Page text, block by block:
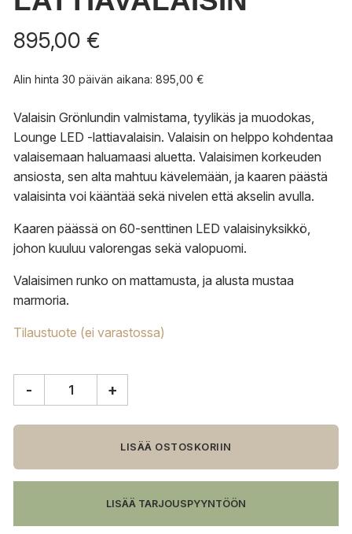
895,00 €
Alin hinta 30 päivän aikana: 895,00 €
Valaisin Grönlundin valmistama, tyylikäs ja muodokas,
Lounge LED -lattiavalaisin. Valaisin on helppo kohdentaa
valaisemaan haluamaasi aluetta. Valaisimen korkeuden
ansiosta, sen alta mahtuu kävelemään, ja kaaren päästä
valaisinta voi kääntää sekä nivelen että akselin avulla.
Kaaren päässä on 60-senttinen LED valaisinyksikkö,
johon kuuluu valorengas sekä valopuomi.
Valaisimen runko on mattamusta, ja alusta mustaa
marmoria.
Tilaustuote (ei varastossa)
Lounge
määrä
- +
LISÄÄ OSTOSKORIIN
LISÄÄ TARJOUSPYYNTÖÖN